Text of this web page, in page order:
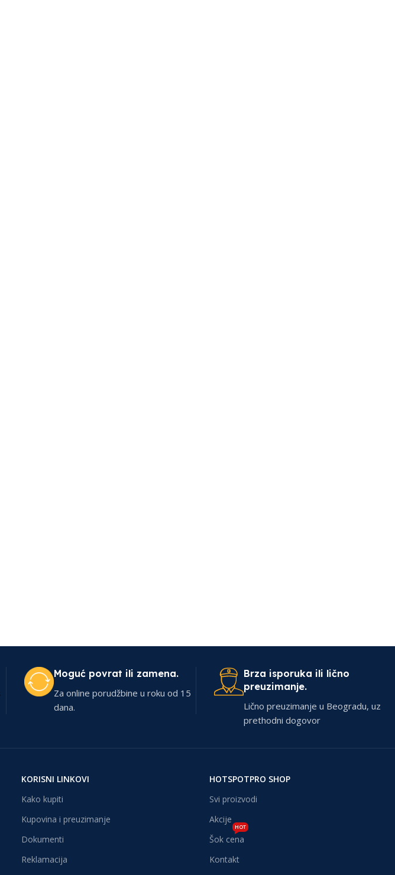
Moguć povrat ili zamena.
Za online porudžbine u roku od 15
dana.
Brza isporuka ili lično
preuzimanje.
Lično preuzimanje u Beogradu, uz
prethodni dogovor
KORISNI LINKOVI
Kako kupiti
Kupovina i preuzimanje
Dokumenti
Reklamacija
HOTSPOTPRO SHOP
Svi proizvodi
Akcije
Šok cena
HOT
Kontakt